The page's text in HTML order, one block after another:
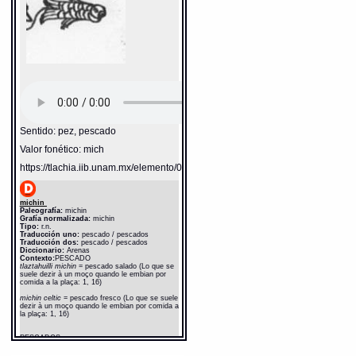
la plaça: 1, 17)
Fuente:1611 Arenas
Notas:
ch-- c$--
Gran Diccionario Náhuatl [en línea].
Sentido: pez, pescado
Valor fonético: mich
https://tlachia.iib.unam.mx/elemento/02.03.05
michin
Paleografía:michin
Grafía normalizada:michin
Tipo:r.n.
Traducción uno:pescado / pescados
Traducción dos:pescado / pescados
Diccionario: Arenas
Contexto:PESCADO
tlaztahuilli michin = pescado salado (Lo que se
suele dezir à un moço quando le embian por
comida a la plaça: 1, 16)
michin celtic = pescado fresco (Lo que se suele
dezir à un moço quando le embian por comida a
la plaça: 1, 16)
PESCADOS